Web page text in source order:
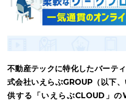
ユーザーインタビュー
不動産テックに特化したバーテ
式会社いえらぶGROUP（以下
供する「いえらぶCLOUD」